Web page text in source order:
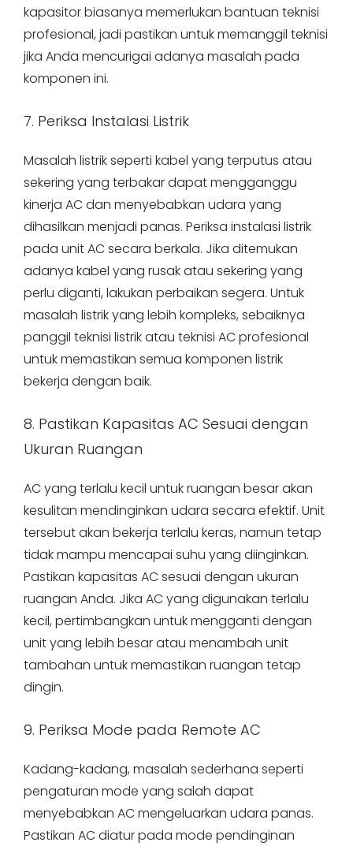
kapasitor biasanya memerlukan bantuan teknisi
profesional, jadi pastikan untuk memanggil teknisi
jika Anda mencurigai adanya masalah pada
komponen ini.
7. Periksa Instalasi Listrik
Masalah listrik seperti kabel yang terputus atau
sekering yang terbakar dapat mengganggu
kinerja AC dan menyebabkan udara yang
dihasilkan menjadi panas. Periksa instalasi listrik
pada unit AC secara berkala. Jika ditemukan
adanya kabel yang rusak atau sekering yang
perlu diganti, lakukan perbaikan segera. Untuk
masalah listrik yang lebih kompleks, sebaiknya
panggil teknisi listrik atau teknisi AC profesional
untuk memastikan semua komponen listrik
bekerja dengan baik.
8. Pastikan Kapasitas AC Sesuai dengan
Ukuran Ruangan
AC yang terlalu kecil untuk ruangan besar akan
kesulitan mendinginkan udara secara efektif. Unit
tersebut akan bekerja terlalu keras, namun tetap
tidak mampu mencapai suhu yang diinginkan.
Pastikan kapasitas AC sesuai dengan ukuran
ruangan Anda. Jika AC yang digunakan terlalu
kecil, pertimbangkan untuk mengganti dengan
unit yang lebih besar atau menambah unit
tambahan untuk memastikan ruangan tetap
dingin.
9. Periksa Mode pada Remote AC
Kadang-kadang, masalah sederhana seperti
pengaturan mode yang salah dapat
menyebabkan AC mengeluarkan udara panas.
Pastikan AC diatur pada mode pendinginan